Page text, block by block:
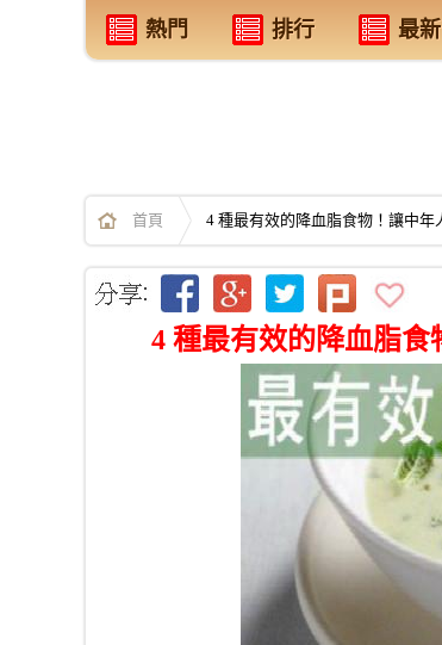
熱門 排行 最新
首頁 4 種最有效的降血脂食物！讓中年
4 種最有效的降血脂